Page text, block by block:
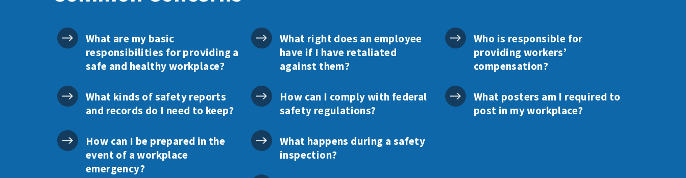
What are my basic
responsibilities for providing a
safe and healthy workplace?
What kinds of safety reports
and records do I need to keep?
How can I be prepared in the
event of a workplace
emergency?
What right does an employee
have if I have retaliated
against them?
How can I comply with federal
safety regulations?
What happens during a safety
inspection?
Who is responsible for
providing workers’
compensation?
What posters am I required to
post in my workplace?